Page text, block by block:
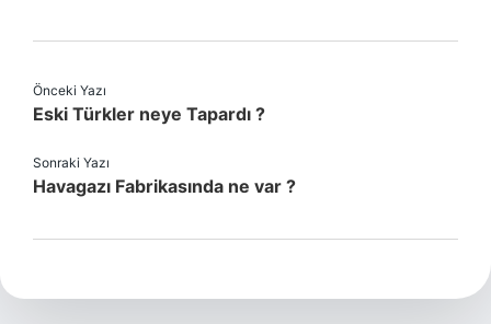
Önceki Yazı
Eski Türkler neye Tapardı ?
Sonraki Yazı
Havagazı Fabrikasında ne var ?